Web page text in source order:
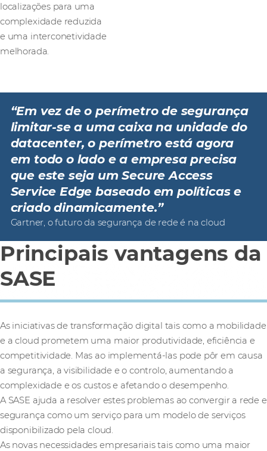
localizações para uma
complexidade reduzida
e uma interconetividade
melhorada.
“Em vez de o perímetro de segurança
limitar-se a uma caixa na unidade do
datacenter, o perímetro está agora
em todo o lado e a empresa precisa
que este seja um Secure Access
Service Edge baseado em políticas e
criado dinamicamente.”
Gartner, o futuro da segurança de rede é na cloud
Principais vantagens da
SASE
As iniciativas de transformação digital tais como a mobilidade
e a cloud prometem uma maior produtividade, eficiência e
competitividade. Mas ao implementá-las pode pôr em causa
a segurança, a visibilidade e o controlo, aumentando a
complexidade e os custos e afetando o desempenho.
A SASE ajuda a resolver estes problemas ao convergir a rede e
segurança como um serviço para um modelo de serviços
disponibilizado pela cloud.
As novas necessidades empresariais tais como uma maior